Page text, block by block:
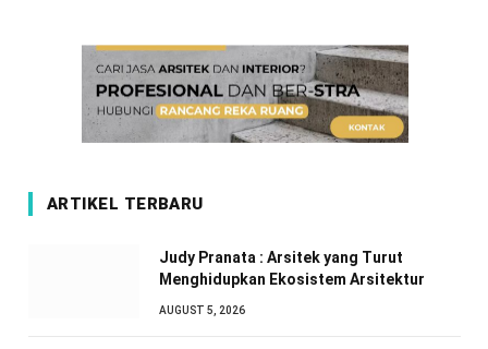
ARTIKEL TERBARU
Judy Pranata : Arsitek yang Turut
Menghidupkan Ekosistem Arsitektur
AUGUST 5, 2026